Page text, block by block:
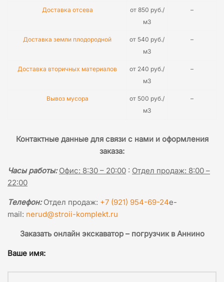
Доставка отсева
от 850 руб./
м3
–
Доставка земли плодородной
от 540 руб./
м3
–
Доставка вторичных материалов
от 240 руб./
м3
–
Вывоз мусора
от 500 руб./
м3
–
Контактные данные для связи с нами и оформления
заказа:
Часы работы:Офис: 8:30 – 20:00 : Отдел продаж: 8:00 –
22:00
Телефон:Отдел продаж: +7 (921) 954-69-24e-
mail: nerud@stroii-komplekt.ru
Заказать онлайн экскаватор – погрузчик в Аннино
Ваше имя: